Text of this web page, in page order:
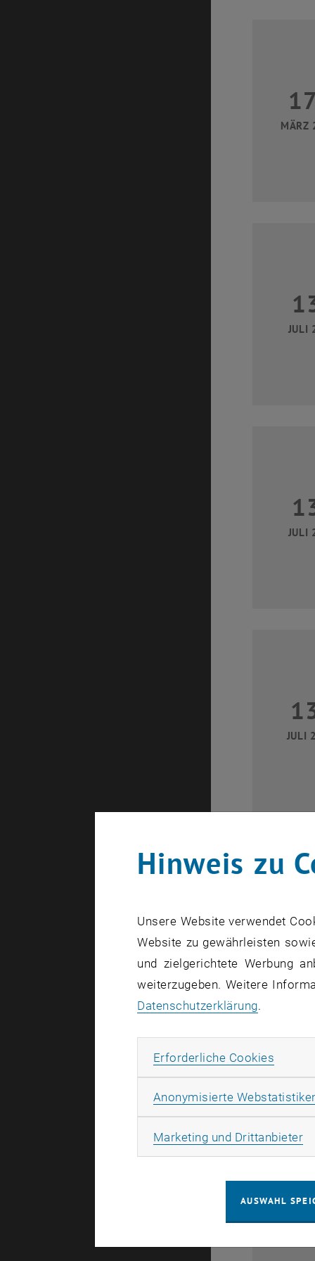
17
MÄRZ
JULI
JULI
JULI
JULI
Hinweis zu
Unsere Website verwendet
Website zu gewährleisten
und zielgerichtete Werbung
weiterzugeben. Weitere
Datenschutzerklärung.
Erforderliche Cookies
Anonymisierte
Marketing und Drittanbieter
AUSWAHL